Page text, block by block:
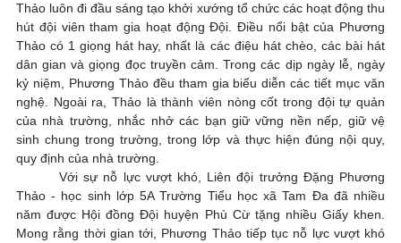
Thảo luôn đi đầu sáng tạo khởi xướng tổ chức các hoạt động thu
hút đội viên tham gia hoạt động Đội. Điều nổi bật của Phương
Thảo có 1 giọng hát hay, nhất là các điệu hát chèo, các bài hát
dân gian và giọng đọc truyền cảm. Trong các dịp ngày lễ, ngày
kỷ niệm, Phương Thảo đều tham gia biểu diễn các tiết mục văn
nghệ. Ngoài ra, Thảo là thành viên nòng cốt trong đội tự quản
của nhà trường, nhắc nhở các bạn giữ vững nền nếp, giữ vệ
sinh chung trong trường, trong lớp và thực hiện đúng nội quy,
quy định của nhà trường.
Với sự nỗ lực vượt khó, Liên đội trưởng Đặng Phương
Thảo - học sinh lớp 5A Trường Tiểu học xã Tam Đa đã nhiều
năm được Hội đồng Đội huyện Phù Cừ tặng nhiều Giấy khen.
Mong rằng thời gian tới, Phương Thảo tiếp tục nỗ lực vượt khó